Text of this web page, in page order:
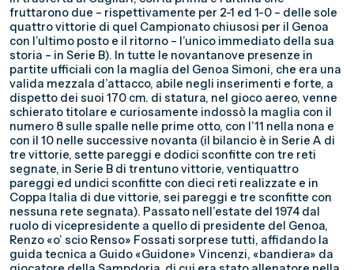
fruttarono due – rispettivamente per 2-1 ed 1-0 – delle sole
quattro vittorie di quel Campionato chiusosi per il Genoa
con l’ultimo posto e il ritorno – l’unico immediato della sua
storia – in Serie B). In tutte le novantanove presenze in
partite ufficiali con la maglia del Genoa Simoni, che era una
valida mezzala d’attacco, abile negli inserimenti e forte, a
dispetto dei suoi 170 cm. di statura, nel gioco aereo, venne
schierato titolare e curiosamente indossò la maglia con il
numero 8 sulle spalle nelle prime otto, con l’11 nella nona e
con il 10 nelle successive novanta (il bilancio è in Serie A di
tre vittorie, sette pareggi e dodici sconfitte con tre reti
segnate, in Serie B di trentuno vittorie, ventiquattro
pareggi ed undici sconfitte con dieci reti realizzate e in
Coppa Italia di due vittorie, sei pareggi e tre sconfitte con
nessuna rete segnata). Passato nell’estate del 1974 dal
ruolo di vicepresidente a quello di presidente del Genoa,
Renzo «o’ scio Renso» Fossati sorprese tutti, affidando la
guida tecnica a Guido «Guidone» Vincenzi, «bandiera» da